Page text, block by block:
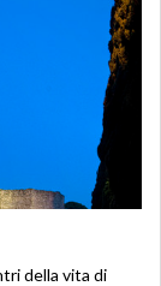
della vita di